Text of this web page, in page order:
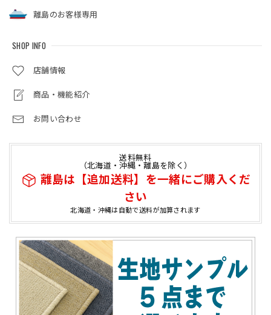
離島のお客様専用
SHOP INFO
店舗情報
商品・機能紹介
お問い合わせ
送料無料
（北海道・沖縄・離島を除く）
離島は【追加送料】を一緒にご購入くだ
さい
北海道・沖縄は自動で送料が加算されます